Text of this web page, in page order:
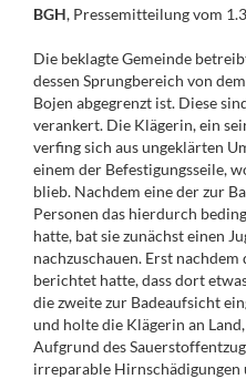
BGH, Pressemitteilung vom
Die beklagte Gemeinde
dessen Sprungbereich von
Bojen abgegrenzt ist. Diese
verankert. Die Klägerin, ein
verfing sich aus ungeklärten
einem der Befestigungsseile,
blieb. Nachdem eine der zur
Personen das hierdurch
hatte, bat sie zunächst einen
nachzuschauen. Erst
berichtet hatte, dass dort
die zweite zur Badeaufsicht
und holte die Klägerin an
Aufgrund des
irreparable Hirnschädigungen